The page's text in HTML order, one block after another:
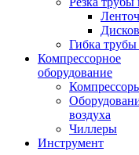
Гибка
Компрессорное
оборудование
воздуха
Чиллеры
Инструмент